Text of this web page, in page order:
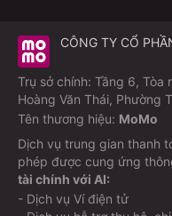
CÔNG TY CỔ
Trụ sở chính: Tầng 6, Tòa
Hoàng Văn Thái, Phường
Tên thương hiệu: MoMo
Dịch vụ trung gian thanh
phép được cung ứng
tài chính với AI:
- Dịch vụ Ví điện tử